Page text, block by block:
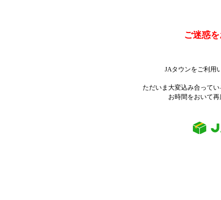
ご迷惑
JAタウンをご利用
ただいま大変込み合って
お時間をおいて